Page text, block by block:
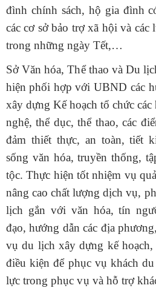
đình chính sách, hộ gia đình
các cơ sở bảo trợ xã hộivà các
trong những ngày Tết,…
Sở Văn hóa, Thể thao và Du
hiện phối hợp với UBND các
xây dựng Kế hoạch tổ chức
nghệ, thể dục, thể thao, các
đảm thiết thực, an toàn, tiết
sống văn hóa, truyền thống,
tộc. Thực hiện tốt nhiệm vụ
nâng cao chất lượng dịch vụ,
lịch gắn với văn hóa, tín
đạo, hướng dẫn các địa
vụ du lịch xây dựng kế
điều kiện để phục vụ khách
lực trong phục vụ và hỗ trợ